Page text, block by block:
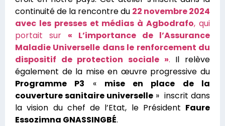
continuité de la rencontre du 22 novembre 2024
avec les presses et médias à Agbodrafo, qui
portait sur « L’importance de l’Assurance
Maladie Universelle dans le renforcement du
dispositif de protection sociale ». Il relève
également de la mise en œuvre progressive du
Programme P3 « mise en place de la
couverture sanitaire universelle » inscrit dans
la vision du chef de l’Etat, le Président Faure
Essozimna GNASSINGBÉ.